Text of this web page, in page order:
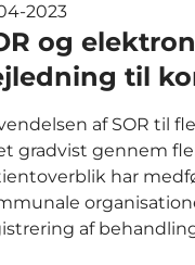
2023
og
til
af SOR til
gradvist gennem
har
af